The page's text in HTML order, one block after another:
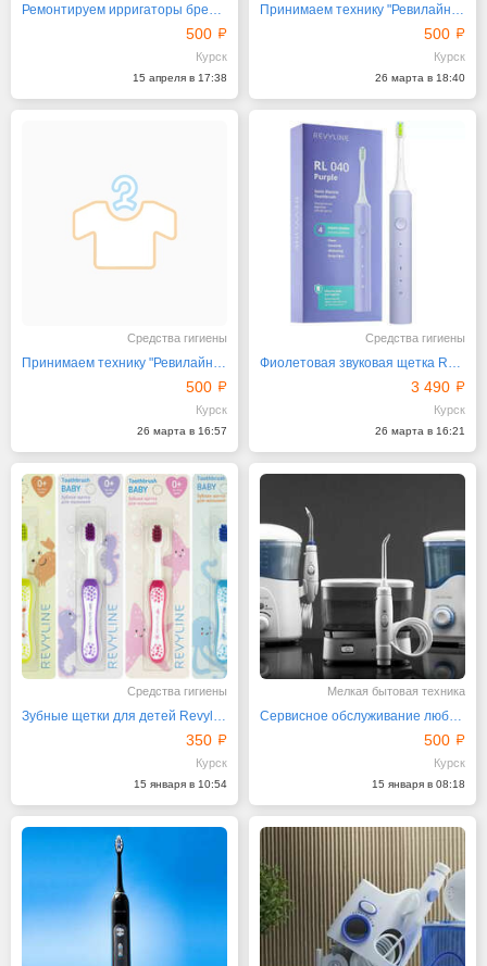
Ремонтируем ирригаторы бренда Ревилайн
500
Курск
15 апреля в 17:38
Принимаем технику "Ревилайн" для качественного ремонта
500
Курск
26 марта в 18:40
Средства гигиены
Принимаем технику "Ревилайн" для качественного ремонта
500
Курск
26 марта в 16:57
Средства гигиены
Фиолетовая звуковая щетка Revyline RL 040 с 4 режимами
3 490
Курск
26 марта в 16:21
Средства гигиены
Зубные щетки для детей Revyline S3900
350
Курск
15 января в 10:54
Мелкая бытовая техника
Сервисное обслуживание любых ирригаторов от "Ревилайн"
500
Курск
15 января в 08:18